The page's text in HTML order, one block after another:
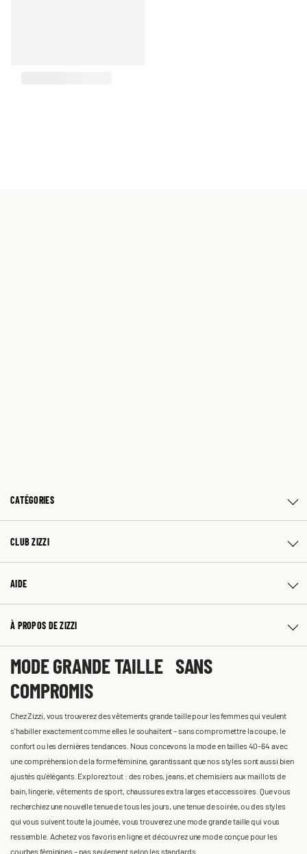
CATÉGORIES
CLUB ZIZZI
AIDE
À PROPOS DE ZIZZI
MODE GRANDE TAILLE SANS
COMPROMIS
Chez Zizzi, vous trouverez des vêtements grande taille pour les femmes qui veulent
s'habiller exactement comme elles le souhaitent – sans compromettre la coupe, le
confort ou les dernières tendances. Nous concevons la mode en tailles 40-64 avec
une compréhension de la forme féminine, garantissant que nos styles sont aussi bien
ajustés qu'élégants. Explorez tout : des robes, jeans, et chemisiers aux maillots de
bain, lingerie, vêtements de sport, chaussures extra larges et accessoires. Que vous
recherchiez une nouvelle tenue de tous les jours, une tenue de soirée, ou des styles
qui vous suivent toute la journée, vous trouverez une mode grande taille qui vous
ressemble. Achetez vos favoris en ligne et découvrez une mode conçue pour les
courbes féminines – pas seulement selon les standards.